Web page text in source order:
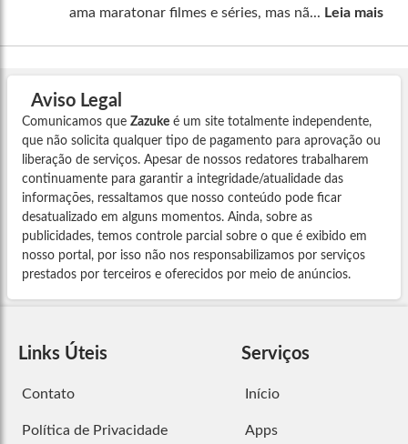
ama maratonar filmes e séries, mas nã... Leia mais
Aviso Legal
Comunicamos que Zazuke é um site totalmente independente,
que não solicita qualquer tipo de pagamento para aprovação ou
liberação de serviços. Apesar de nossos redatores trabalharem
continuamente para garantir a integridade/atualidade das
informações, ressaltamos que nosso conteúdo pode ficar
desatualizado em alguns momentos. Ainda, sobre as
publicidades, temos controle parcial sobre o que é exibido em
nosso portal, por isso não nos responsabilizamos por serviços
prestados por terceiros e oferecidos por meio de anúncios.
Links Úteis
Contato
Política de Privacidade
Serviços
Início
Apps